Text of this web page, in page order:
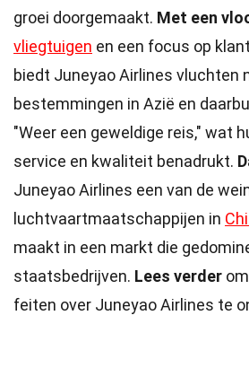
groei doorgemaakt. Met een
vliegtuigen en een focus op
biedt Juneyao Airlines vluchten
bestemmingen in Azië en
"Weer een geweldige reis," wat
service en kwaliteit benadrukt.
Juneyao Airlines een van de
luchtvaartmaatschappijen in
maakt in een markt die
staatsbedrijven. Lees verder
feiten over Juneyao Airlines te